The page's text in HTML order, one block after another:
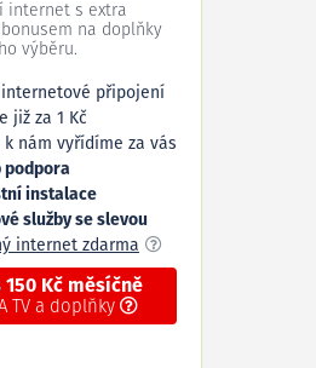
internet s extra
na doplňky
výběru.
připojení
již za 1 Kč
k nám vyřídíme za vás
podpora
instalace
služby se slevou
internet zdarma
150 Kč měsíčně
TV a doplňky